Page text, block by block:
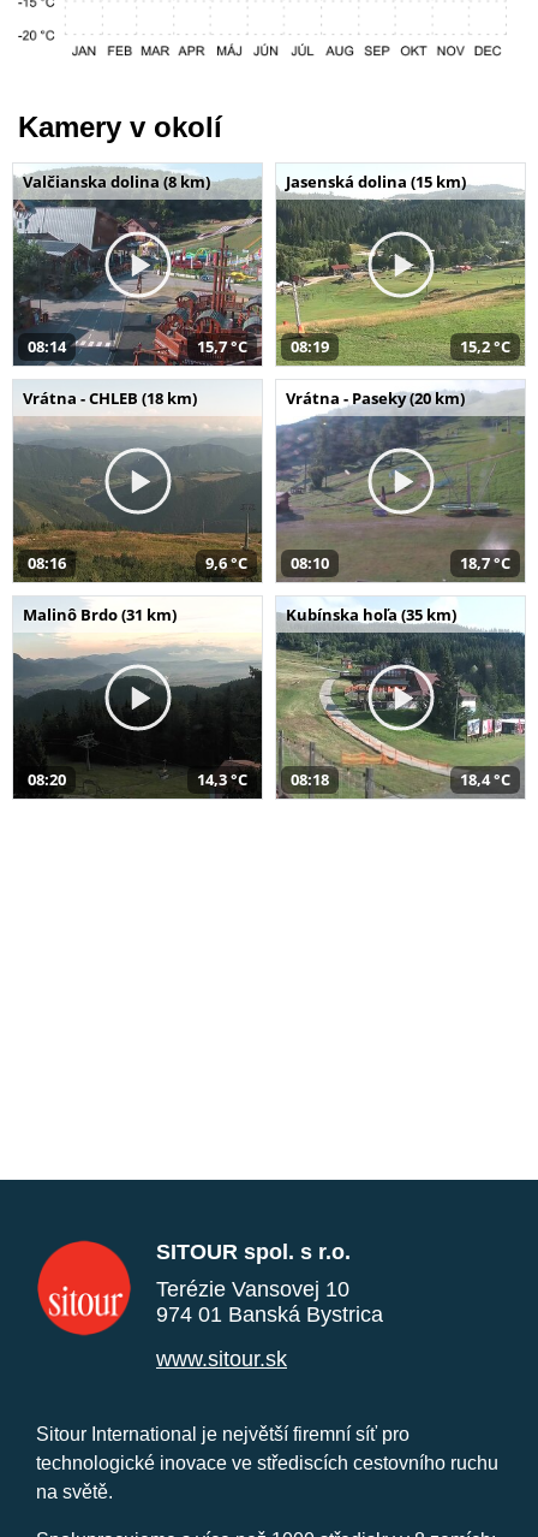
Kamery v okolí
Valčianska dolina (8 km)
08:14 15,7 °C
Jasenská dolina (15 km)
08:19 15,2 °C
Vrátna - CHLEB (18 km)
08:16 9,6 °C
Vrátna - Paseky (20 km)
08:10 18,7 °C
Malinô Brdo (31 km)
08:20 14,3 °C
Kubínska hoľa (35 km)
08:18 18,4 °C
SITOUR spol. s r.o.
Terézie Vansovej 10
974 01 Banská Bystrica
www.sitour.sk
Sitour International je největší firemní síť pro
technologické inovace ve střediscích cestovního ruchu
na světě.